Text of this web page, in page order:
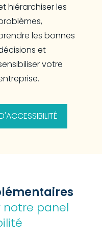
hiérarchiser les
les bonnes
et
votre
notre panel